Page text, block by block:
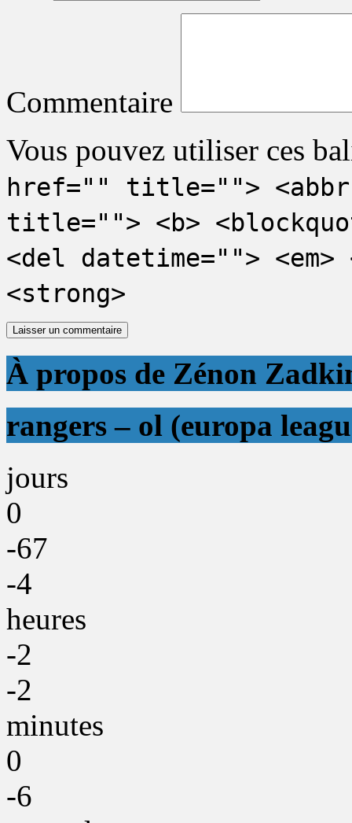
Commentaire
Vous pouvez utiliser ces
href="" title="">
title=""> <b>
<del datetime="">
<strong>
À propos de Zénon
rangers – ol (europa
jours
0
-67
-4
heures
-2
-2
minutes
0
-6